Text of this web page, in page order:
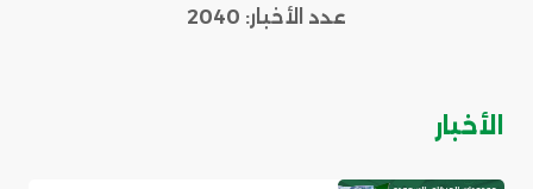
عدد الأخبار: 2040
الأخبار